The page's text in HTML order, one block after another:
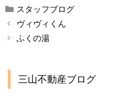
カ
テ
リ
スタッフブログ
ヴィヴィくん
ふくの湯
三山不動産ブログ